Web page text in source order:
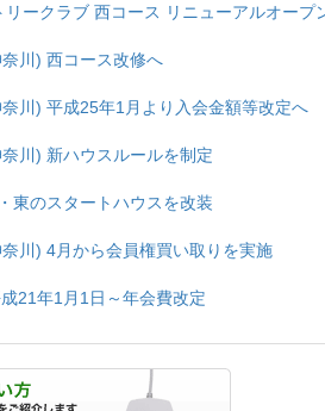
ークラブ 西コース リニューアルオープ
川) 西コース改修へ
川) 平成25年1月より入会金額等改定へ
川) 新ハウスルールを制定
のスタートハウスを改装
川) 4月から会員権買い取りを実施
21年1月1日～年会費改定